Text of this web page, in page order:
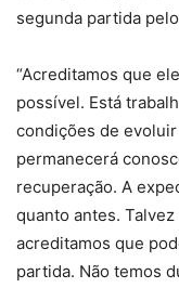
segunda partida
“Acreditamos que
possível. Está
condições de
permanecerá
recuperação. A
quanto antes.
acreditamos que
partida. Não temos